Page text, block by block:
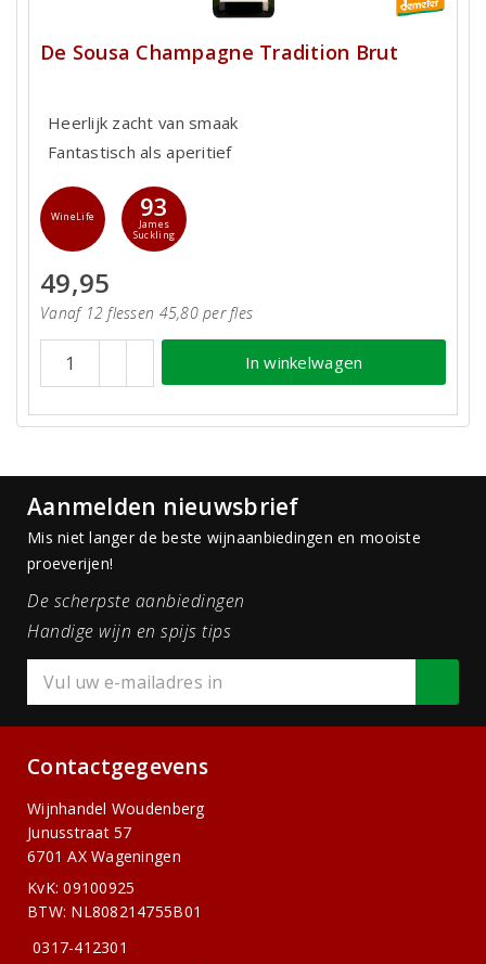
De Sousa Champagne Tradition Brut
Heerlijk zacht van smaak
Fantastisch als aperitief
WineLife 93
James
Suckling
49,95
Vanaf 12 flessen 45,80 per fles
In winkelwagen
Aanmelden nieuwsbrief
Mis niet langer de beste wijnaanbiedingen en mooiste
proeverijen!
De scherpste aanbiedingen
Handige wijn en spijs tips
Contactgegevens
Wijnhandel Woudenberg
Junusstraat 57
6701 AX Wageningen
KvK: 09100925
BTW: NL808214755B01
0317-412301